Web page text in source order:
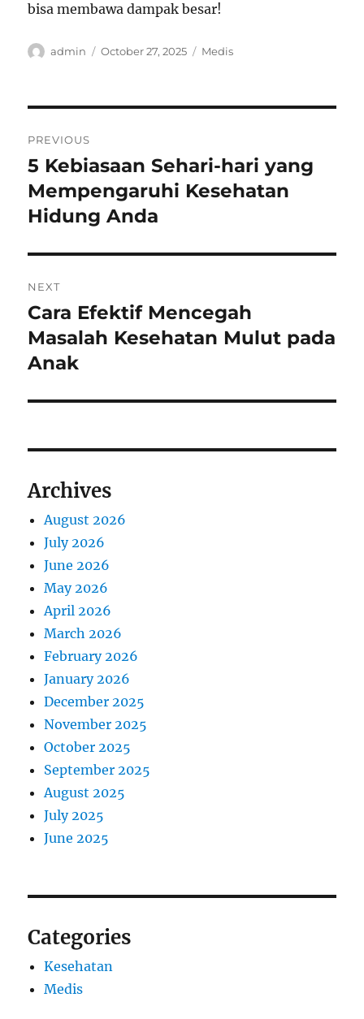
bisa membawa dampak besar!
Author
admin
Posted
October 27, 2025 Categories
Medis
navigation
PREVIOUS
Previous
post:
5 Kebiasaan Sehari-hari yang
Mempengaruhi Kesehatan
Hidung Anda
NEXT
Next
post:
Cara Efektif Mencegah
Masalah Kesehatan Mulut pada
Anak
Archives
August 2026
July 2026
June 2026
May 2026
April 2026
March 2026
February 2026
January 2026
December 2025
November 2025
October 2025
September 2025
August 2025
July 2025
June 2025
Categories
Kesehatan
Medis